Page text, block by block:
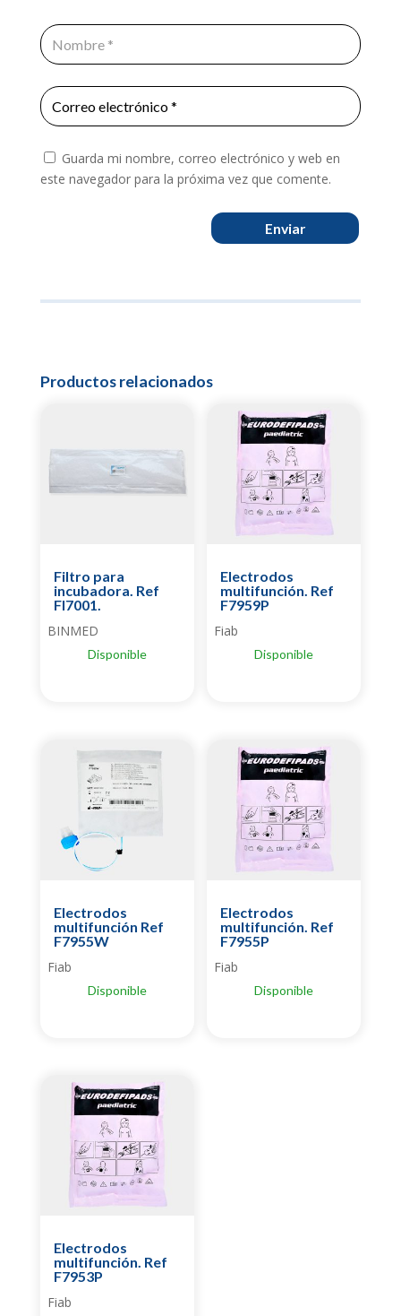
Guarda mi nombre, correo electrónico y web en
este navegador para la próxima vez que comente.
Enviar
Productos relacionados
Filtro para
incubadora. Ref
FI7001.
BINMED
Disponible
Electrodos
multifunción. Ref
F7959P
Fiab
Disponible
Electrodos
multifunción Ref
F7955W
Fiab
Disponible
Electrodos
multifunción. Ref
F7955P
Fiab
Disponible
Electrodos
multifunción. Ref
F7953P
Fiab